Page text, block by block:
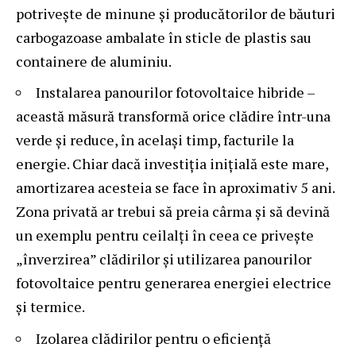
potrivește de minune și producătorilor de băuturi
carbogazoase ambalate în sticle de plastis sau
containere de aluminiu.
Instalarea panourilor fotovoltaice hibride –
această măsură transformă orice clădire într-una
verde și reduce, în același timp, facturile la
energie. Chiar dacă investiția inițială este mare,
amortizarea acesteia se face în aproximativ 5 ani.
Zona privată ar trebui să preia cârma și să devină
un exemplu pentru ceilalți în ceea ce privește
„înverzirea” clădirilor și utilizarea panourilor
fotovoltaice pentru generarea energiei electrice
și termice.
Izolarea clădirilor pentru o eficiență